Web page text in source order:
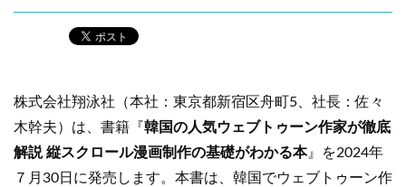
株式会社翔泳社（本社：東京都新宿区舟町5、社長：佐々
木幹夫）は、書籍『 韓国の人気ウェブトゥーン作家が徹底
解説 縦スクロール漫画制作の基礎がわかる本』を2024年
７月30日に発売します。本書は、韓国でウェブトゥーン作